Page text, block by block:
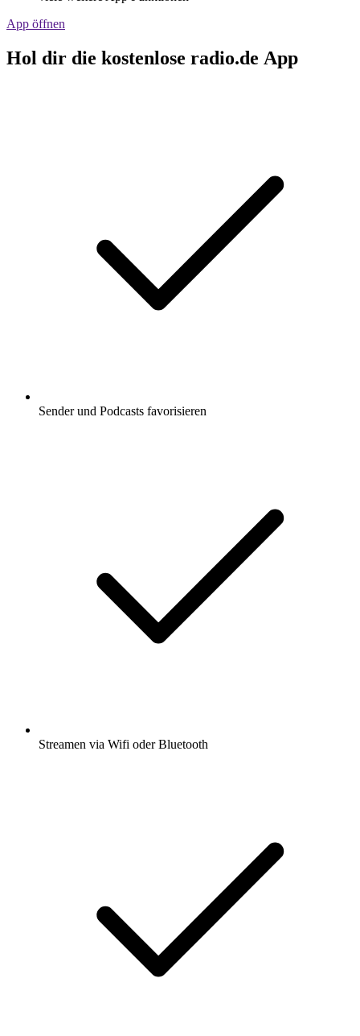
App öffnen
Hol dir die kostenlose radio.de App
Sender und Podcasts favorisieren
Streamen via Wifi oder Bluetooth